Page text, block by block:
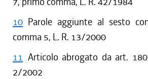
10 Parole aggiunte al sesto
comma 5, L. R. 13/2000
11 Articolo abrogato da art.
2/2002